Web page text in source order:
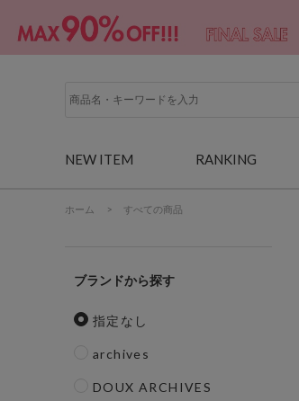
NEW ITEM RANKING
ホーム > すべての商品
ブランド
指定なし
archives
DOUX ARCHIVES